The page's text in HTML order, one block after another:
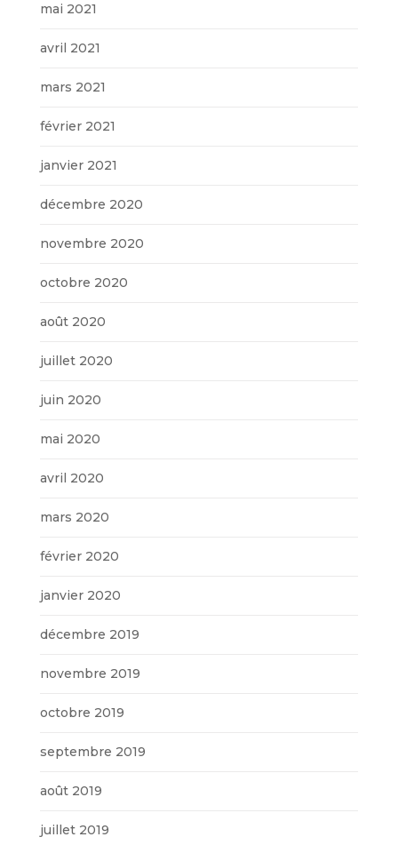
mai 2021
avril 2021
mars 2021
février 2021
janvier 2021
décembre 2020
novembre 2020
octobre 2020
août 2020
juillet 2020
juin 2020
mai 2020
avril 2020
mars 2020
février 2020
janvier 2020
décembre 2019
novembre 2019
octobre 2019
septembre 2019
août 2019
juillet 2019